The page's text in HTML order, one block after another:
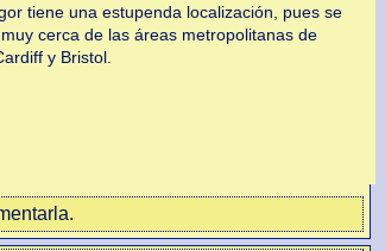
tiene una estupenda localización, pues se
cerca de las áreas metropolitanas de
y Bristol.